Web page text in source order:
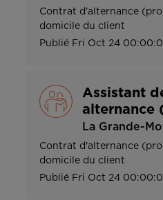
Contrat d'alternance
domicile du client
Publié Fri Oct 24
Assistant
alternance
La Grande-
Contrat d'alternance
domicile du client
Publié Fri Oct 24